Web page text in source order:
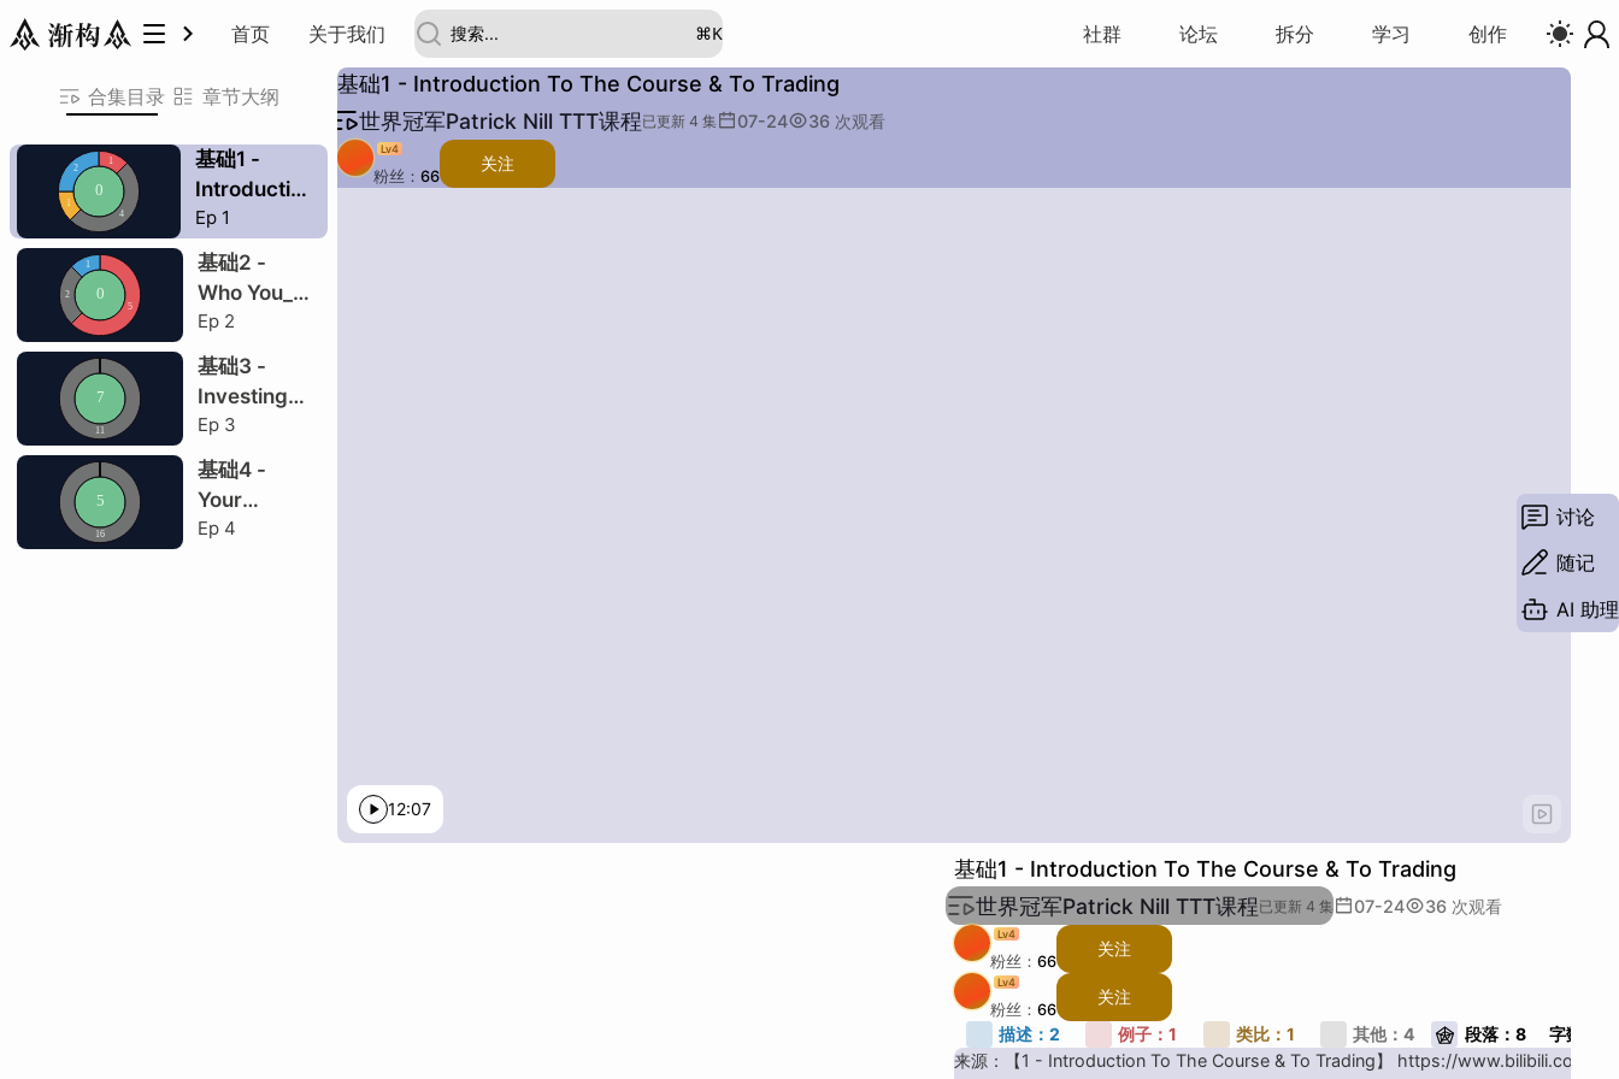
首页 关于我们 ⌘K 社群 论坛 拆分 学习 创作
世界冠军Patrick Nill TTT课程
合集目录 章节大纲
内容安排
基础1 -
Introduction
To The
Course & To
Trading
Ep 1
基础2 -
Who You_re
Competing
With
Ep 2
基础3 -
Investing
VS Trading
Ep 3
基础4 -
Your
Trading
Ep 4
内容安排
内容安排
交易是工作
交易是工作
交易很复杂
交易很复杂
天才交易员
天才交易员
交易
交易
空仓
空仓
尝试概念化
尝试概念化
需要盯盘
需要盯盘
基础1 - Introduction To The Course & To Trading
世界冠军Patrick Nill TTT课程已更新 4 集 07-24 36 次观看
Lv4
粉丝： 66
关注
12:07
基础1 - Introduction To The Course & To Trading
世界冠军Patrick Nill TTT课程已更新 4 集 07-24 36 次观看
Lv4
粉丝： 66
关注
Lv4
粉丝： 66
关注
描述：2 例子：1 类比：1 其他：4 段落： 8 字数：
来源：【1 - Introduction To The Course & To Trading】 https://www.bilibili.com/
讨论
随记
AI 助理